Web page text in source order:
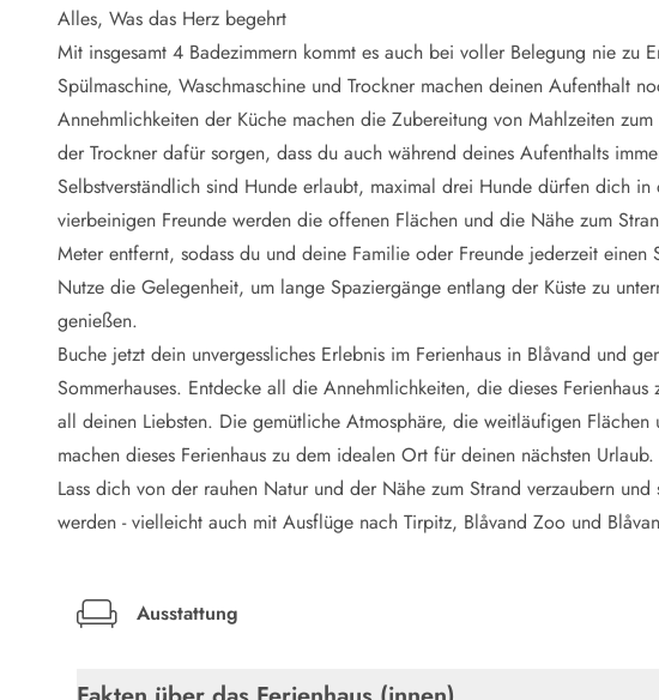
We love people
Esmark VIP Partnervorteile
Esmark KidsVIP
LEGOLAND® Rabatt
Urlaub mit Kindern
Urlaub mit Hund
Urlaub am Strand
Urlaub in der Natur
Finde Bernstein am Strand
Indoorspielländer in Dänemark
Zoos und Tierparks in Dänemark
Freizeitparks in Dänemark
Angeln in Dänemark
Bowling in Dänemark
Minigolf spielen in Dänemark
Fitnesscenter in Dänemark
Fahrradfahren in Dänemark
Alles, Was das Herz begehrt
Mit insgesamt 4 Badezimmern kommt es auch bei voller Belegung nie zu
Spülmaschine, Waschmaschine und Trockner machen deinen Aufenthalt
Annehmlichkeiten der Küche machen die Zubereitung von Mahlzeiten
der Trockner dafür sorgen, dass du auch während deines Aufenthalts
Selbstverständlich sind Hunde erlaubt, maximal drei Hunde dürfen dich
vierbeinigen Freunde werden die offenen Flächen und die Nähe zum
Meter entfernt, sodass du und deine Familie oder Freunde jederzeit einen
Nutze die Gelegenheit, um lange Spaziergänge entlang der Küste zu
genießen.
Buche jetzt dein unvergessliches Erlebnis im Ferienhaus in Blåvand und
Sommerhauses. Entdecke all die Annehmlichkeiten, die dieses
all deinen Liebsten. Die gemütliche Atmosphäre, die weitläufigen
machen dieses Ferienhaus zu dem idealen Ort für deinen nächsten Urlaub.
Lass dich von der rauhen Natur und der Nähe zum Strand verzaubern
werden - vielleicht auch mit Ausflüge nach Tirpitz, Blåvand Zoo und
Ausstattung